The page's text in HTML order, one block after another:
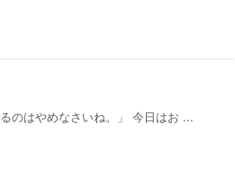
のはやめなさいね。」 今日はお ...